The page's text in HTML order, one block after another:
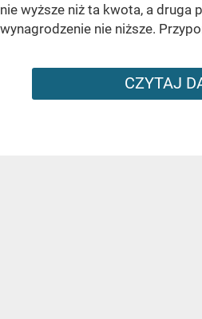
nie wyższe niż ta kwota, a druga
wynagrodzenie nie niższe.
CZYTAJ